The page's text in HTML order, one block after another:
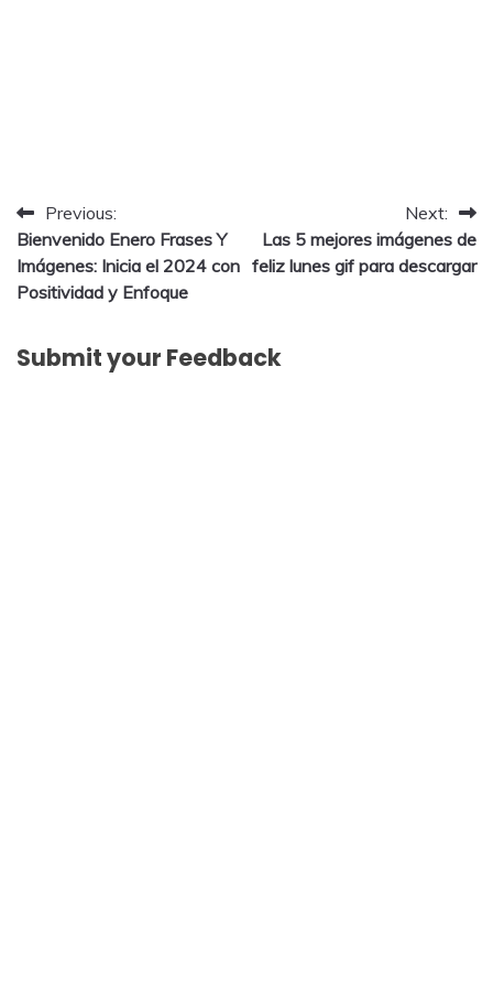
Post
navigation
Previous:
Bienvenido Enero Frases Y
Imágenes: Inicia el 2024 con
Positividad y Enfoque
Next:
Las 5 mejores imágenes de
feliz lunes gif para descargar
Submit your Feedback